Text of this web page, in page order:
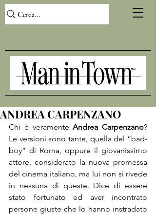
Cerca...
ANDREA CARPENZANO
Chi è veramente Andrea Carpenzano?
Le versioni sono tante, quella del “bad-
boy” di Roma, oppure il giovanissimo
attore, considerato la nuova promessa
del cinema italiano, ma lui non si rivede
in nessuna di queste. Dice di essere
stato fortunato ed aver incontrato
persone giuste che lo hanno instradato